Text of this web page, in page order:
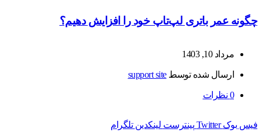
چگونه عمر باتری لپ‌تاپ خود را افزایش دهیم؟
مرداد 10, 1403
ارسال شده توسطsupport site
0 نظرات
فیس بوک Twitter پینترست لینکدین تلگرام